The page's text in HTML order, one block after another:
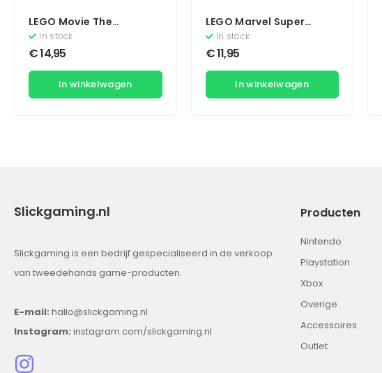
LEGO Movie The
Videogame
In stock
€14,95
In winkelwagen
LEGO Marvel Super
Heroes
In stock
€11,95
In winkelwagen
Slickgaming.nl
Slickgaming is een bedrijf gespecialiseerd in de verkoop
van tweedehands game-producten.
E-mail: hallo@slickgaming.nl
Instagram: instagram.com/slickgaming.nl
Producten
Nintendo
Playstation
Xbox
Overige
Accessoires
Outlet